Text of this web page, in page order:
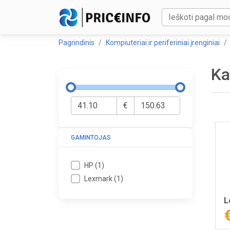
Pagrindinis Kompiuteriai ir periferiniai įrenginiai
€
GAMINTOJAS
HP(1)
Lexmark(1)